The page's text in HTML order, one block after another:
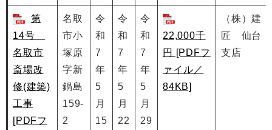
第
14号
名取市
斎場改
修(建築)
工事
[PDFフ
名取
市小
塚原
字新
鍋島
159-
2
令
和
7
年
5
月
15
令
和
7
年
5
月
22
令
和
7
年
5
月
29
22,000千
円 [PDFフ
ァイル／
84KB]
（株）建
匠 仙台
支店